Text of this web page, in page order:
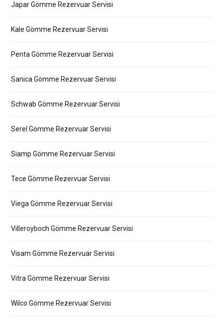
Japar Gömme Rezervuar Servisi
Kale Gömme Rezervuar Servisi
Penta Gömme Rezervuar Servisi
Sanica Gömme Rezervuar Servisi
Schwab Gömme Rezervuar Servisi
Serel Gömme Rezervuar Servisi
Siamp Gömme Rezervuar Servisi
Tece Gömme Rezervuar Servisi
Viega Gömme Rezervuar Servisi
Villeroyboch Gömme Rezervuar Servisi
Visam Gömme Rezervuar Servisi
Vitra Gömme Rezervuar Servisi
Wilco Gömme Rezervuar Servisi